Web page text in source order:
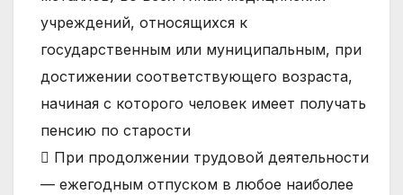
учреждений, относящихся к
государственным или муниципальным, при
достижении соответствующего возраста,
начиная с которого человек имеет получать
пенсию по старости
 При продолжении трудовой деятельности
— ежегодным отпуском в любое наиболее